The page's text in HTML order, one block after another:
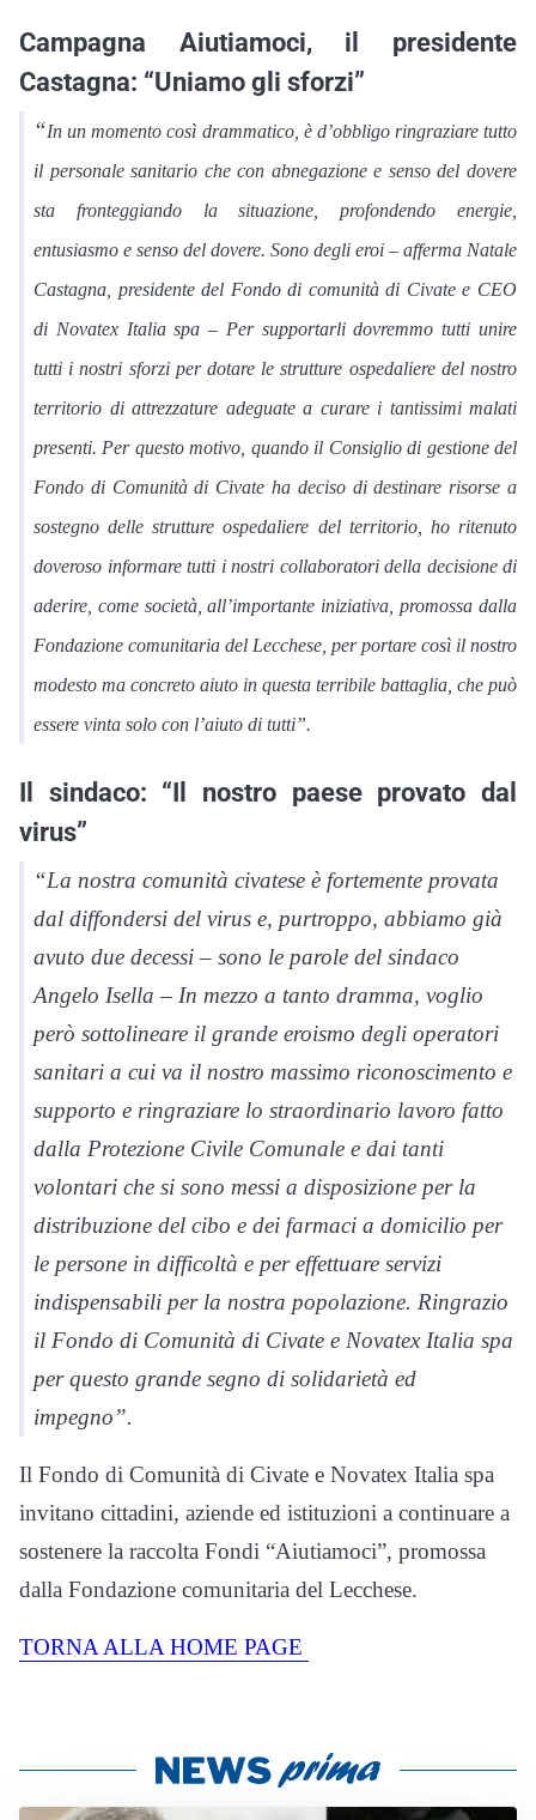
Campagna Aiutiamoci, il presidente
Castagna: “Uniamo gli sforzi”
“In un momento così drammatico, è d’obbligo ringraziare tutto
il personale sanitario che con abnegazione e senso del dovere
sta fronteggiando la situazione, profondendo energie,
entusiasmo e senso del dovere. Sono degli eroi – afferma Natale
Castagna, presidente del Fondo di comunità di Civate e CEO
di Novatex Italia spa – Per supportarli dovremmo tutti unire
tutti i nostri sforzi per dotare le strutture ospedaliere del nostro
territorio di attrezzature adeguate a curare i tantissimi malati
presenti. Per questo motivo, quando il Consiglio di gestione del
Fondo di Comunità di Civate ha deciso di destinare risorse a
sostegno delle strutture ospedaliere del territorio, ho ritenuto
doveroso informare tutti i nostri collaboratori della decisione di
aderire, come società, all’importante iniziativa, promossa dalla
Fondazione comunitaria del Lecchese, per portare così il nostro
modesto ma concreto aiuto in questa terribile battaglia, che può
essere vinta solo con l’aiuto di tutti”.
Il sindaco: “Il nostro paese provato dal
virus”
“La nostra comunità civatese è fortemente provata
dal diffondersi del virus e, purtroppo, abbiamo già
avuto due decessi – sono le parole del sindaco
Angelo Isella – In mezzo a tanto dramma, voglio
però sottolineare il grande eroismo degli operatori
sanitari a cui va il nostro massimo riconoscimento e
supporto e ringraziare lo straordinario lavoro fatto
dalla Protezione Civile Comunale e dai tanti
volontari che si sono messi a disposizione per la
distribuzione del cibo e dei farmaci a domicilio per
le persone in difficoltà e per effettuare servizi
indispensabili per la nostra popolazione. Ringrazio
il Fondo di Comunità di Civate e Novatex Italia spa
per questo grande segno di solidarietà ed
impegno”.
Il Fondo di Comunità di Civate e Novatex Italia spa
invitano cittadini, aziende ed istituzioni a continuare a
sostenere la raccolta Fondi “Aiutiamoci”, promossa
dalla Fondazione comunitaria del Lecchese.
TORNA ALLA HOME PAGE